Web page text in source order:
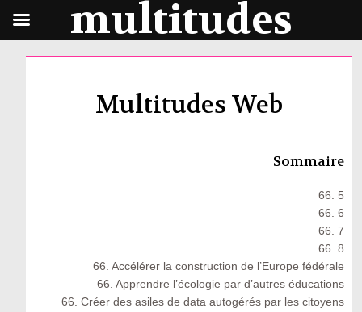
Multitudes Web
Sommaire
66. 5
66. 6
66. 7
66. 8
66. Accélérer la construction de l’Europe fédérale
66. Apprendre l’écologie par d’autres éducations
66. Créer des asiles de data autogérés par les citoyens
multitudes